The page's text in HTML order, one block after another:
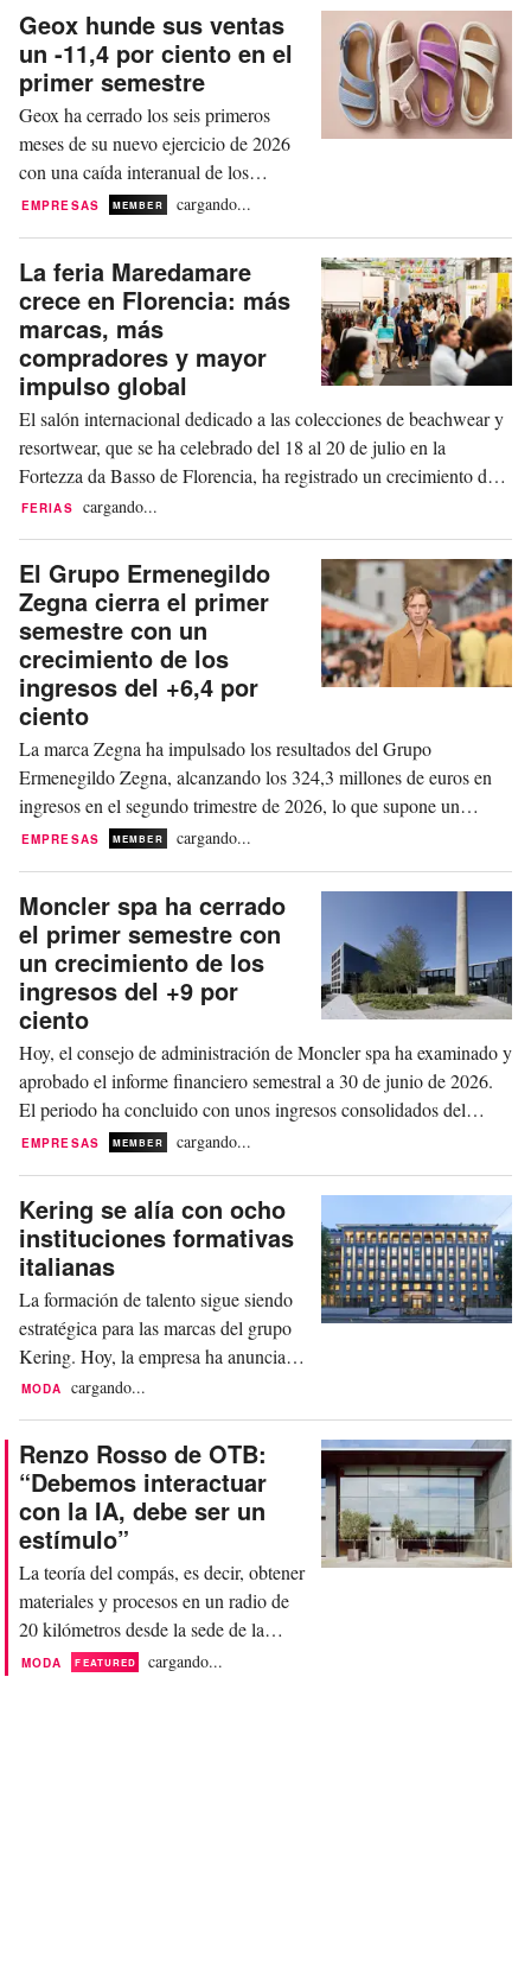
tipos de cambio corrientes. El canal
retail, según un comunicado, ha
registrado un aumento del +19,3 por
ciento a tipos de...
Geox hunde sus ventas
un -11,4 por ciento en el
primer semestre
Geox ha cerrado los seis primeros
meses de su nuevo ejercicio de 2026
con una caída interanual de los
ingresos del -11,4 por ciento (del -8,8
Ebitda ajustado de 13 millones, frente
a los 9 millones del mismo periodo del
año anterior. “Geox se ha enfrentado a
un mercado...
EMPRESAS MEMBER cargando...
La feria Maredamare
crece en Florencia: más
marcas, más
compradores y mayor
impulso global
El salón internacional dedicado a las colecciones de beachwear y
resortwear, que se ha celebrado del 18 al 20 de julio en la
Fortezza da Basso de Florencia, ha registrado un crecimiento del
+70 por ciento de compradores extranjeros con respecto a la
227 asistentes el sábado, 247...
FERIAS cargando...
El Grupo Ermenegildo
Zegna cierra el primer
semestre con un
crecimiento de los
ingresos del +6,4 por
ciento
La marca Zegna ha impulsado los resultados del Grupo
Ermenegildo Zegna, alcanzando los 324,3 millones de euros en
ingresos en el segundo trimestre de 2026, lo que supone un
aumento del +16,9 por ciento (+16,5 por ciento en términos
grupo han aumentado hasta los 517,1 millones de...
EMPRESAS MEMBER cargando...
Moncler spa ha cerrado
el primer semestre con
un crecimiento de los
ingresos del +9 por
ciento
Hoy, el consejo de administración de Moncler spa ha examinado y
aprobado el informe financiero semestral a 30 de junio de 2026.
El periodo ha concluido con unos ingresos consolidados del
grupo de 1.289 miles de millones, lo que supone un crecimiento
EMPRESAS MEMBER cargando...
Kering se alía con ocho
instituciones formativas
italianas
La formación de talento sigue siendo
estratégica para las marcas del grupo
Kering. Hoy, la empresa ha anunciado
la firma de los primeros memorandos
instituciones formativas del país en el
Campus Valore Italia - Mind Milano
Innovation District, con el objetivo de
crear una red extendida capaz de
proyectar hacia el futuro...
MODA cargando...
Renzo Rosso de OTB:
“Debemos interactuar
con la IA, debe ser un
estímulo”
La teoría del compás, es decir, obtener
materiales y procesos en un radio de
20 kilómetros desde la sede de la
empresa, es al made in Italy lo que la
MODA FEATURED cargando...